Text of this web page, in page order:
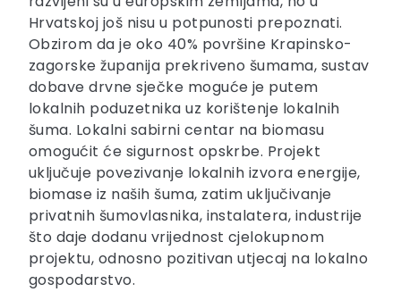
Hrvatskoj još nisu u potpunosti prepoznati.
Obzirom da je oko 40% površine Krapinsko-
zagorske županija prekriveno šumama, sustav
dobave drvne sječke moguće je putem
lokalnih poduzetnika uz korištenje lokalnih
šuma. Lokalni sabirni centar na biomasu
omogućit će sigurnost opskrbe. Projekt
uključuje povezivanje lokalnih izvora energije,
biomase iz naših šuma, zatim uključivanje
privatnih šumovlasnika, instalatera, industrije
što daje dodanu vrijednost cjelokupnom
projektu, odnosno pozitivan utjecaj na lokalno
gospodarstvo.